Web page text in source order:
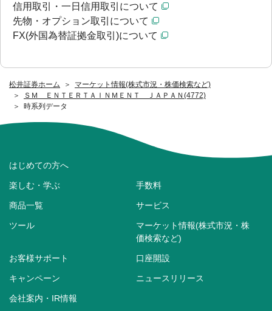
松井証券ホーム
マーケット情報(株式市況・株価検索など)
ＳＭ ＥＮＴＥＲＴＡＩＮＭＥＮＴ ＪＡＰＡＮ(4772)
時系列データ
信用取引・一日信用取引について
先物・オプション取引について
FX(外国為替証拠金取引)について
はじめての方へ
楽しむ・学ぶ 手数料
商品一覧 サービス
ツール
マーケット情報(株式市況・株
価検索など)
お客様サポート 口座開設
キャンペーン ニュースリリース
会社案内・IR情報